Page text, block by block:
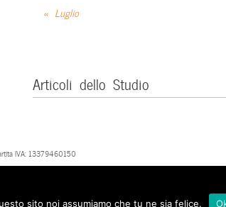
« Luglio
Articoli dello Studio
IVA: 13379460150
sito noi assumiamo che tu ne sia felice.